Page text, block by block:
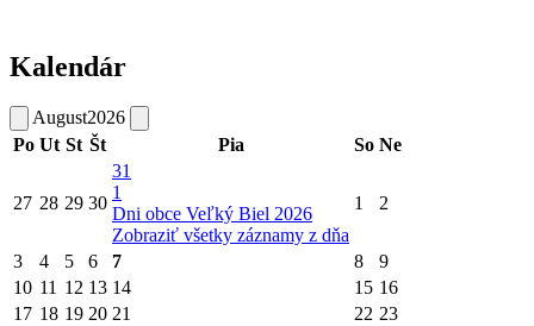
Kalendár
August2026
Po Ut St Št Pia So Ne
27 28 29 30
31
1
Dni obce Veľký Biel 2026
Zobraziť všetky záznamy z dňa
1 2
3 4 5 6 7 8
9
10 11 12 13 14 15 16
17 18 19 20 21 22 23